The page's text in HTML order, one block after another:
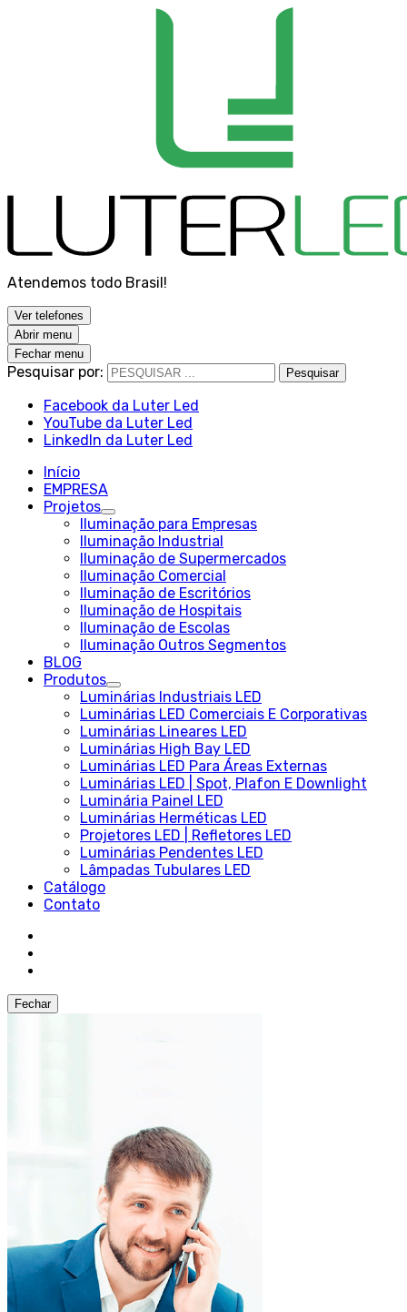
Atendemos todo Brasil!
Ver telefones
Abrir menu
Fechar menu
Pesquisar por: Pesquisar
Facebook da Luter Led
YouTube da Luter Led
LinkedIn da Luter Led
Início
EMPRESA
Projetos
Iluminação para Empresas
Iluminação Industrial
Iluminação de Supermercados
Iluminação Comercial
Iluminação de Escritórios
Iluminação de Hospitais
Iluminação de Escolas
Iluminação Outros Segmentos
BLOG
Produtos
Luminárias Industriais LED
Luminárias LED Comerciais E Corporativas
Luminárias Lineares LED
Luminárias High Bay LED
Luminárias LED Para Áreas Externas
Luminárias LED | Spot, Plafon E Downlight
Luminária Painel LED
Luminárias Herméticas LED
Projetores LED | Refletores LED
Luminárias Pendentes LED
Lâmpadas Tubulares LED
Catálogo
Contato
Fechar